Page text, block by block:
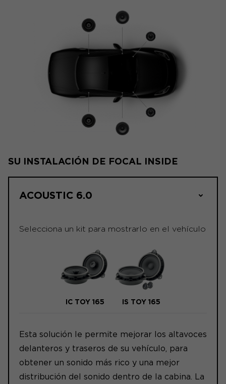
SU INSTALACIÓN DE FOCAL INSIDE
ACOUSTIC 6.0
Selecciona un kit para mostrarlo en el vehículo
IC TOY 165 IS TOY 165
Esta solución le permite mejorar los altavoces
delanteros y traseros de su vehículo, para
obtener un sonido más rico y una mejor
distribución del sonido dentro de la cabina. La